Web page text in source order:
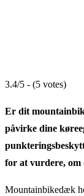
3.4/5 - (5 votes)
Er dit
påvirke dine
for at vurdere,
Mountainbikedæk